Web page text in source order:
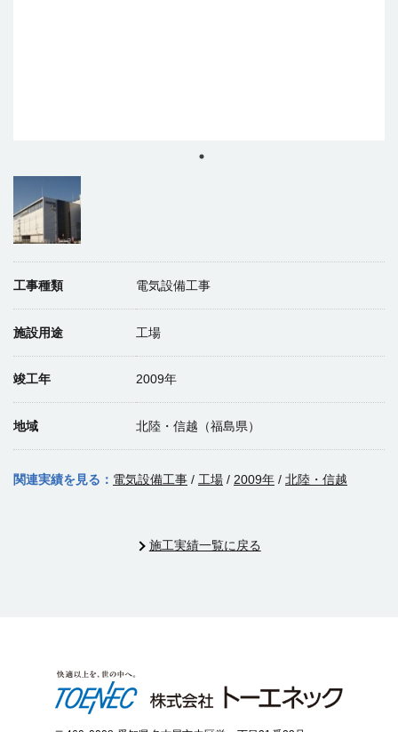
工事種類 電気設備工事
施設用途 工場
竣工年 2009年
地域 北陸・信越（福島県）
関連実績を見る： 電気設備工事 / 工場 / 2009年 / 北陸・信越
施工実績一覧に戻る